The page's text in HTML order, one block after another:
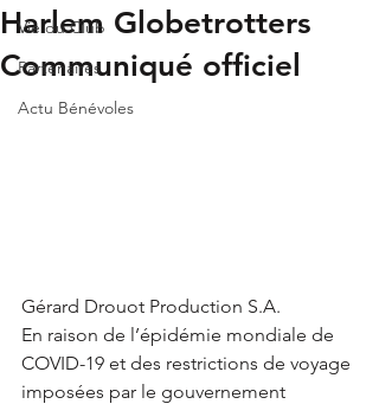
Vie du Club
Partenaires
Actu Bénévoles
Harlem Globetrotters
Communiqué officiel
Gérard Drouot Production S.A.
En raison de l’épidémie mondiale de
COVID-19 et des restrictions de voyage
imposées par le gouvernement